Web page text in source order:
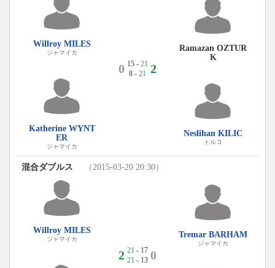
Willroy MILES
ジャマイカ
Katherine WYNT
ER
ジャマイカ
0 15 - 21
8 - 21 2
Ramazan OZTUR
K
Neslihan KILIC
トルコ
混合ダブルス （2015-03-20 20:30）
Willroy MILES
ジャマイカ
2 21 - 17
21 - 13 0
Tremar BARHAM
ジャマイカ